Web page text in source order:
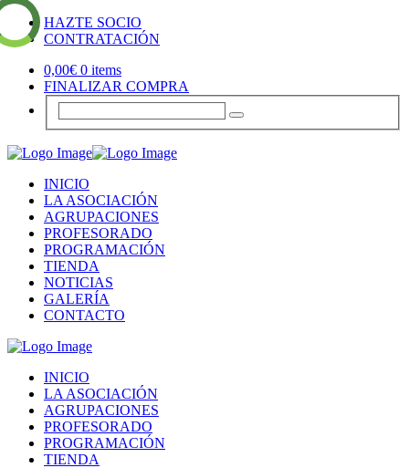
HAZTE SOCIO
CONTRATACIÓN
0,00€ 0 items
FINALIZAR COMPRA
INICIO
LA ASOCIACIÓN
AGRUPACIONES
PROFESORADO
PROGRAMACIÓN
TIENDA
NOTICIAS
GALERÍA
CONTACTO
INICIO
LA ASOCIACIÓN
AGRUPACIONES
PROFESORADO
PROGRAMACIÓN
TIENDA